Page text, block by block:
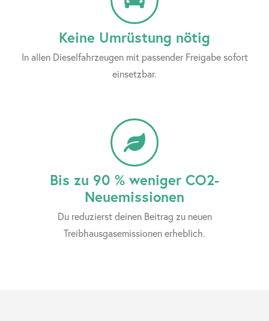
Bis zu 90 % weniger CO2-
Neuemissionen
Du reduzierst deinen Beitrag zu neuen
Treibhausgasemissionen erheblich.
Keine Umrüstung nötig
In allen Dieselfahrzeugen mit passender Freigabe sofort
einsetzbar.